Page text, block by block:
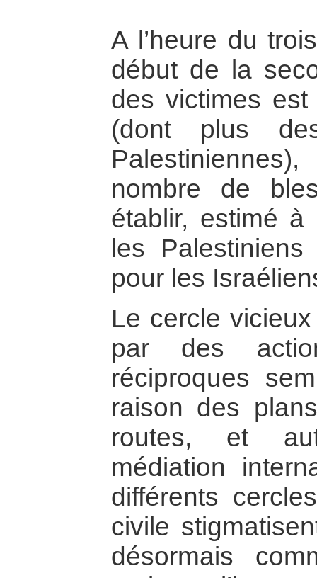
A l’heure du
début de la
des victimes
(dont plus
nombre de
établir, estimé
les
pour les
Le cercle
par des
réciproques
raison des
routes, et
médiation
différents
civile
désormais